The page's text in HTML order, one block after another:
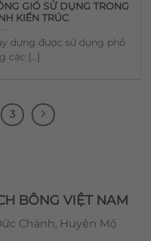
GIÓ SỬ DỤNG TRONG
KIẾN TRÚC
dựng được sử dụng phổ
các [...]
3
BÔNG VIỆT NAM
Chánh, Huyện Mộ